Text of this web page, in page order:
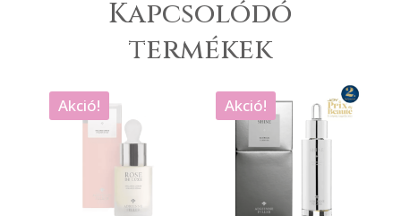
Kapcsolódó
termékek
Akció! Akció!